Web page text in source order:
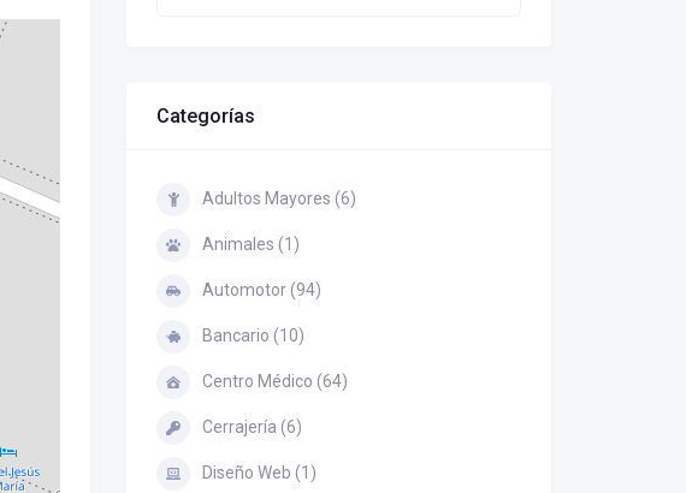
Categorías
Adultos Mayores (6)
Animales (1)
Automotor (94)
Bancario (10)
Centro Médico (64)
Cerrajería (6)
Diseño Web (1)